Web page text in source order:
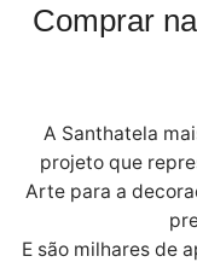
Comprar
A Santhatela
projeto que
Arte para a
E são milhares de